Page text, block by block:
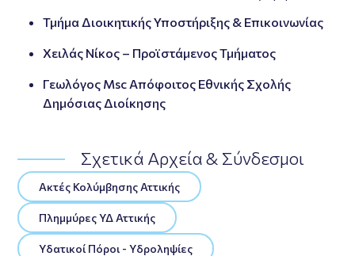
Τμήμα Διοικητικής Υποστήριξης & Επικοινωνίας
Χειλάς Νίκος – Προϊστάμενος Τμήματος
Γεωλόγος Msc Απόφοιτος Εθνικής Σχολής
Δημόσιας Διοίκησης
Σχετικά Αρχεία & Σύνδεσμοι
Ακτές Κολύμβησης Αττικής
Πλημμύρες ΥΔ Αττικής
Υδατικοί Πόροι - Υδροληψίες